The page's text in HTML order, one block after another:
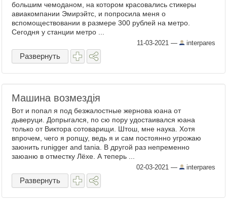
большим чемоданом, на котором красовались стикеры
авиакомпании Эмирэйтс, и попросила меня о
вспомоществовании в размере 300 рублей на метро.
Сегодня у станции метро ...
11-03-2021 — interpares
Развернуть
Машина возмездiя
Вот и попал я под безжалостные жернова юана от
дьверуци. Допрыгался, по сю пору удостаивался юана
только от Виктора сотоварищи. Штош, мне наука. Хотя
впрочем, чего я ропщу, ведь я и сам постоянно угрожаю
заюнить runigger and tania. В другой раз непременно
заюаню в отместку Лёхе. А теперь ...
02-03-2021 — interpares
Развернуть